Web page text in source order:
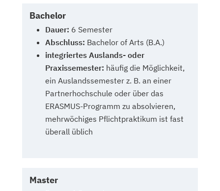
Bachelor
Dauer: 6 Semester
Abschluss: Bachelor of Arts (B.A.)
integriertes Auslands- oder
Praxissemester: häufig die Möglichkeit,
ein Auslandssemester z. B. an einer
Partnerhochschule oder über das
ERASMUS-Programm zu absolvieren,
mehrwöchiges Pflichtpraktikum ist fast
überall üblich
Master